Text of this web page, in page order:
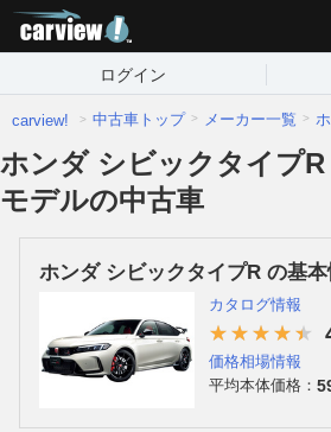
ログイン
carview! 中古車トップ メーカー一覧
ホンダ シビックタイプR
モデルの中古車
ホンダ シビックタイプR の基本
カタログ情報
価格相場情報
平均本体価格：